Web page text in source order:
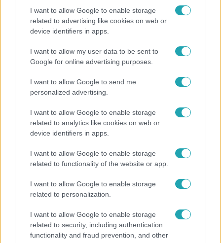
I want to allow Google to enable storage
related to advertising like cookies on web or
device identifiers in apps.
I want to allow my user data to be sent to
Google for online advertising purposes.
I want to allow Google to send me
personalized advertising.
I want to allow Google to enable storage
related to analytics like cookies on web or
device identifiers in apps.
I want to allow Google to enable storage
related to functionality of the website or app.
I want to allow Google to enable storage
related to personalization.
I want to allow Google to enable storage
related to security, including authentication
functionality and fraud prevention, and other
POLGÁRMESTER #FÜLEKI KÁROLY #MA
Népszerű